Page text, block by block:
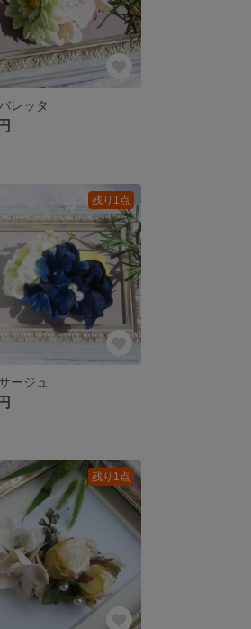
レッタ
残り1点
ージュ
残り1点